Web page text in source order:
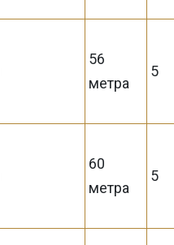
56
метра
5
60
метра
5